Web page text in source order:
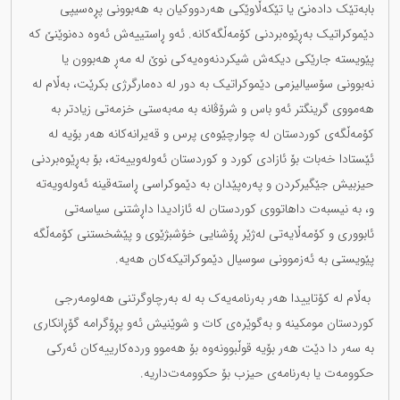
بابەتێک دادەنێ یا تێکەڵاوێکی هەردووکیان بە هەبوونی پڕەسیپی
دێموکراتیک بەڕێوەبردنی کۆمەڵگەکانە. ئەو ڕاستییەش ئەوە دەنوێنێ کە
پێویستە جارێکی دیکەش شیکردنەوەیەکی نوێ لە مەڕ هەبوون یا
نەبوونی سۆسیالیزمی دێموکراتیک بە دور لە دەمارگرژی بکرێت، بەڵام لە
هەمووی گرینگتر ئەو باس و شرۆڤانە بە مەبەستی خزمەتی زیادتر بە
کۆمەڵگەی کوردستان لە چوارچێوەی پرس و قەیرانەکانە هەر بۆیە لە
ئێستادا خەبات بۆ ئازادی کورد و کوردستان ئەولەوییەتە، بۆ بەڕێوەبردنی
حیزبیش جێگیرکردن و پەرەپێدان بە دێموکراسی ڕاستەقینە ئەولەویەتە
و، بە نیسبەت داهاتووی کوردستان لە ئازادیدا داڕشتنی سیاسەتی
ئابووری و کۆمەڵایەتی لەژێر ڕۆشنایی خۆشبژێوی و پێشخستنی کۆمەڵگە
پێویستی بە ئەزموونی سوسیال دێموکراتیکەکان هەیە.
بەڵام لە کۆتاییدا هەر بەرنامەیەک بە لە بەرچاوگرتنی هەلومەرجی
کوردستان مومکینە و بەگوێرەی کات و شوێنیش ئەو پڕۆگرامە گۆڕانکاری
بە سەر دا دێت هەر بۆیە قوڵبوونەوە بۆ هەموو وردەکارییەکان ئەرکی
حکوومەت یا بەرنامەی حیزب بۆ حکوومەت‌داریە.